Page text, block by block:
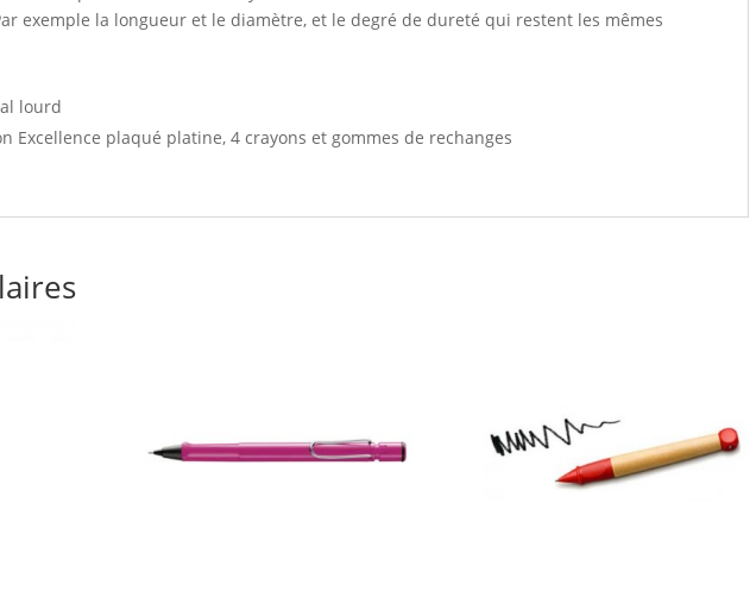
exemple la longueur et le diamètre, et le degré de dureté qui restent les mêmes
lourd
Excellence plaqué platine, 4 crayons et gommes de rechanges